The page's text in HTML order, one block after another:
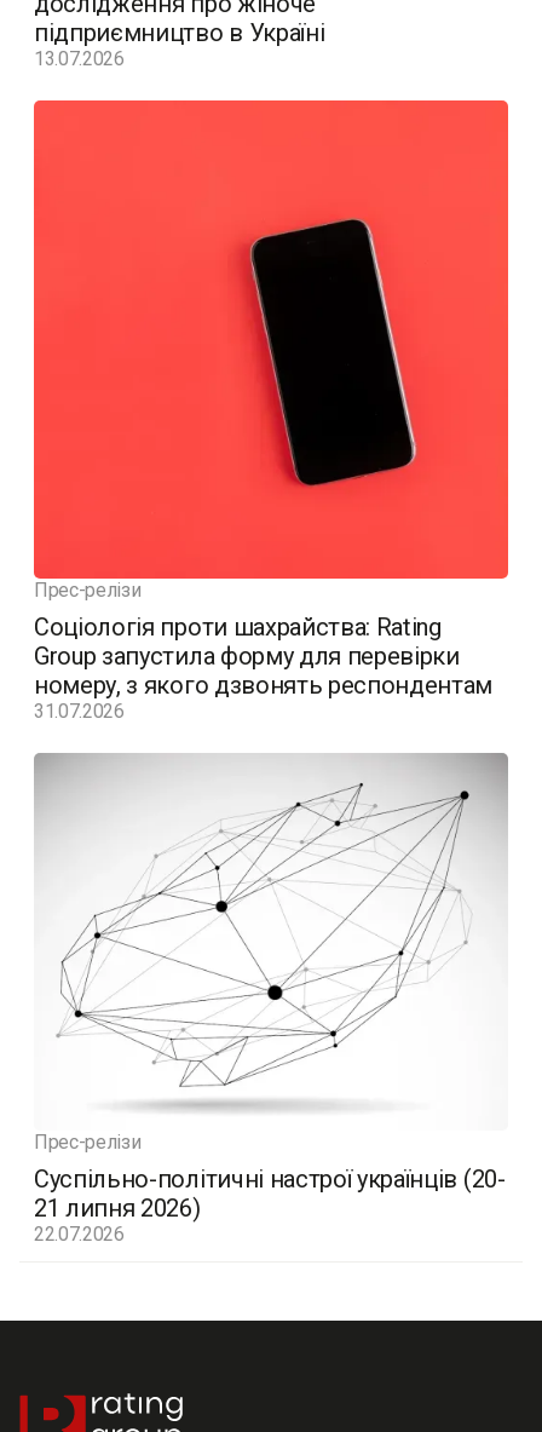
підприємництво в Україні
13.07.2026
Прес-релізи
Соціологія проти шахрайства: Rating
Group запустила форму для перевірки
номеру, з якого дзвонять респондентам
31.07.2026
Прес-релізи
Суспільно-політичні настрої українців (20-
21 липня 2026)
22.07.2026